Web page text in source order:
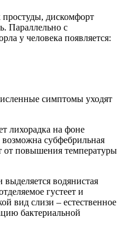
дискомфорт
Параллельно с
у человека появляется:
симптомы уходят
лихорадка на фоне
возможна субфебрильная
от повышения температуры
водянистая
густеет и
вид слизи – естественное
бактериальной